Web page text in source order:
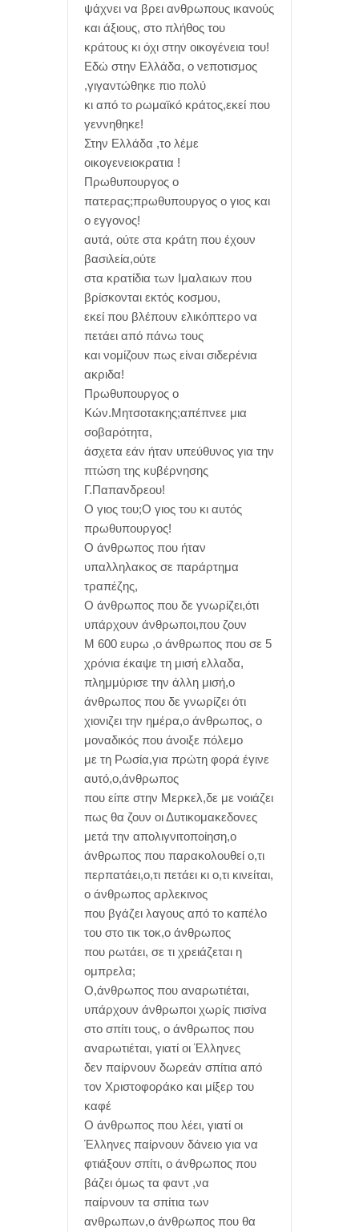
ψάχνει να βρει ανθρωπους ικανούς
και άξιους, στο πλήθος του
κράτους κι όχι στην οικογένεια του!
Εδώ στην Ελλάδα, ο νεποτισμος
,γιγαντώθηκε πιο πολύ
κι από το ρωμαϊκό κράτος,εκεί που
γεννηθηκε!
Στην Ελλάδα ,το λέμε
οικογενειοκρατια !
Πρωθυπουργος ο
πατερας;πρωθυπουργος ο γιος και
ο εγγονος!
αυτά, ούτε στα κράτη που έχουν
βασιλεία,ούτε
στα κρατίδια των Ιμαλαιων που
βρίσκονται εκτός κοσμου,
εκεί που βλέπουν ελικόπτερο να
πετάει από πάνω τους
και νομίζουν πως είναι σιδερένια
ακριδα!
Πρωθυπουργος ο
Κών.Μητσοτακης;απέπνεε μια
σοβαρότητα,
άσχετα εάν ήταν υπεύθυνος για την
πτώση της κυβέρνησης
Γ.Παπανδρεου!
Ο γιος του;Ο γιος του κι αυτός
πρωθυπουργος!
Ο άνθρωπος που ήταν
υπαλληλακος σε παράρτημα
τραπέζης,
Ο άνθρωπος που δε γνωρίζει,ότι
υπάρχουν άνθρωποι,που ζουν
Μ 600 ευρω ,ο άνθρωπος που σε 5
χρόνια έκαψε τη μισή ελλαδα,
πλημμύρισε την άλλη μισή,ο
άνθρωπος που δε γνωρίζει ότι
χιονιζει την ημέρα,ο άνθρωπος, ο
μοναδικός που άνοιξε πόλεμο
με τη Ρωσία,για πρώτη φορά έγινε
αυτό,ο,άνθρωπος
που είπε στην Μερκελ,δε με νοιάζει
πως θα ζουν οι Δυτικομακεδονες
μετά την απολιγνιτοποίηση,ο
άνθρωπος που παρακολουθεί ο,τι
περπατάει,ο,τι πετάει κι ο,τι κινείται,
ο άνθρωπος αρλεκινος
που βγάζει λαγους από το καπέλο
του στο τικ τοκ,ο άνθρωπος
που ρωτάει, σε τι χρειάζεται η
ομπρελα;
Ο,άνθρωπος που αναρωτιέται,
υπάρχουν άνθρωποι χωρίς πισίνα
στο σπίτι τους, ο άνθρωπος που
αναρωτιέται, γιατί οι Έλληνες
δεν παίρνουν δωρεάν σπίτια από
τον Χριστοφοράκο και μίξερ του
καφέ
Ο άνθρωπος που λέει, γιατί οι
Έλληνες παίρνουν δάνειο για να
φτιάξουν σπίτι, ο άνθρωπος που
βάζει όμως τα φαντ ,να
παίρνουν τα σπίτια των
ανθρωπων,ο άνθρωπος που θα